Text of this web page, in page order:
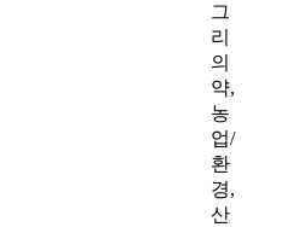
그
리
의
약,
농
업/
환
경,
산